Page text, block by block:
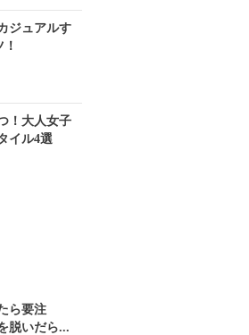
ジュアルす
！大人女子
イル4選
ら要注
脱いだら...